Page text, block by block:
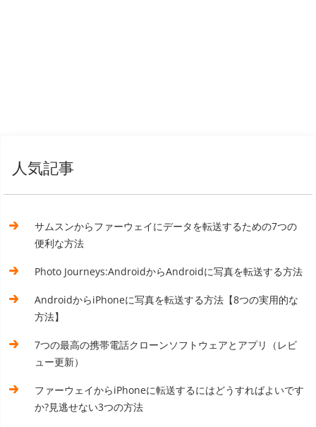
人気記事
サムスンからファーウェイにデータを転送するための7つの
便利な方法
Photo Journeys:AndroidからAndroidに写真を転送する方法
AndroidからiPhoneに写真を転送する方法【8つの実用的な
方法】
7つの最高の携帯電話クローンソフトウェアとアプリ（レビ
ュー更新）
ファーウェイからiPhoneに転送するにはどうすればよいです
か?見逃せない3つの方法